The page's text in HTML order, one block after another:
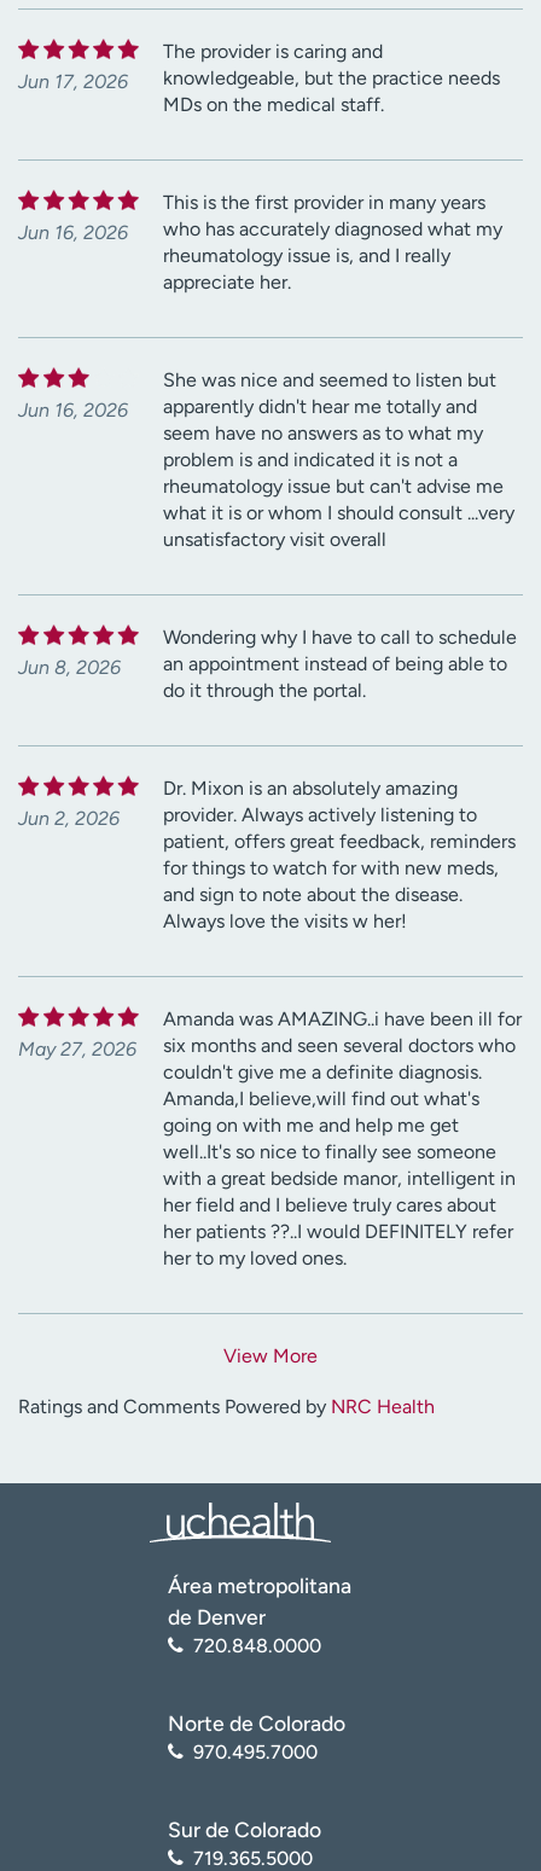
Jun 17, 2026
The provider is caring and
knowledgeable, but the practice needs
MDs on the medical staff.
Jun 16, 2026
This is the first provider in many years
who has accurately diagnosed what my
rheumatology issue is, and I really
appreciate her.
Jun 16, 2026
She was nice and seemed to listen but
apparently didn't hear me totally and
seem have no answers as to what my
problem is and indicated it is not a
rheumatology issue but can't advise me
what it is or whom I should consult ...very
unsatisfactory visit overall
Jun 8, 2026
Wondering why I have to call to schedule
an appointment instead of being able to
do it through the portal.
Jun 2, 2026
Dr. Mixon is an absolutely amazing
provider. Always actively listening to
patient, offers great feedback, reminders
for things to watch for with new meds,
and sign to note about the disease.
Always love the visits w her!
May 27, 2026
Amanda was AMAZING..i have been ill for
six months and seen several doctors who
couldn't give me a definite diagnosis.
Amanda,I believe,will find out what's
going on with me and help me get
well..It's so nice to finally see someone
with a great bedside manor, intelligent in
her field and I believe truly cares about
her patients ??..I would DEFINITELY refer
her to my loved ones.
View More
Ratings and Comments Powered by NRC Health
Área metropolitana
de Denver
720.848.0000
Norte de Colorado
970.495.7000
Sur de Colorado
719.365.5000